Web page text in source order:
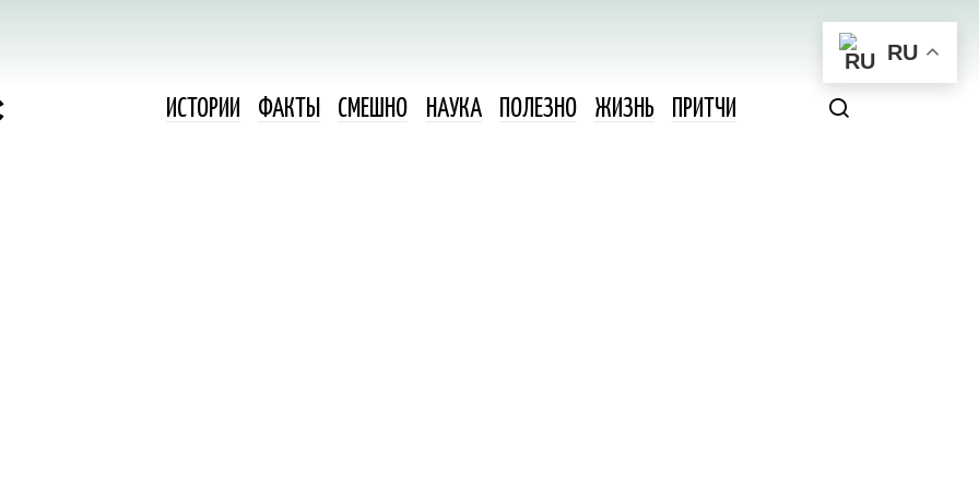
ИСТОРИИ ФАКТЫ СМЕШНО НАУКА ПОЛЕЗНО ЖИЗНЬ ПРИТЧИ
RU